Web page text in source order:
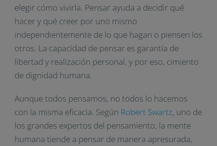
elegir cómo vivirla. Pensar ayuda a decidir qué
hacer y qué creer por uno mismo
independientemente de lo que hagan o piensen los
otros. La capacidad de pensar es garantía de
libertad y realización personal, y por eso, cimiento
de dignidad humana.
Aunque todos pensamos, no todos lo hacemos
con la misma eficacia. Según Robert Swartz, uno de
los grandes expertos del pensamiento, la mente
humana tiende a pensar de manera apresurada,